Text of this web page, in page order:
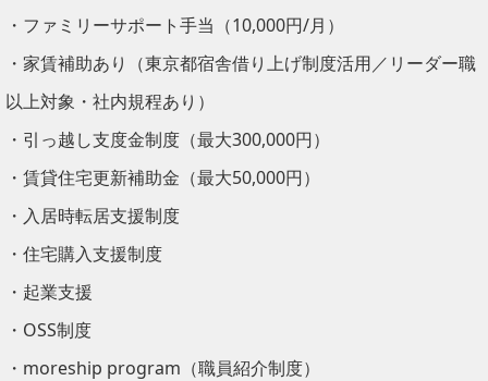
・ファミリーサポート手当（10,000円/月）
・家賃補助あり（東京都宿舎借り上げ制度活用／リーダー職
以上対象・社内規程あり）
・引っ越し支度金制度（最大300,000円）
・賃貸住宅更新補助金（最大50,000円）
・入居時転居支援制度
・住宅購入支援制度
・起業支援
・OSS制度
・moreship program（職員紹介制度）